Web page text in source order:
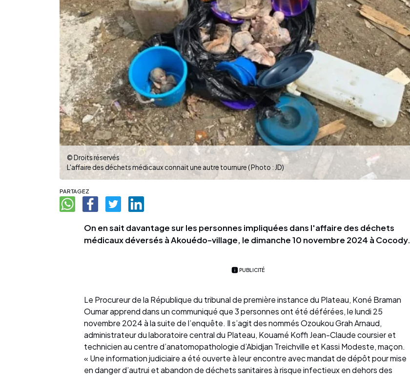
© Droits réservés
L'affaire des déchets médicaux connait une autre tournure ( Photo : JD)
PARTAGEZ
On en sait davantage sur les personnes impliquées dans l'affaire des déchets
médicaux déversés à Akouédo-village, le dimanche 10 novembre 2024 à Cocody.
PUBLICITÉ
Le Procureur de la République du tribunal de première instance du Plateau, Koné Braman
Oumar apprend dans un communiqué que 3 personnes ont été déférées, le lundi 25
novembre 2024 à la suite de l’enquête. Il s’agit des nommés Ozoukou Grah Arnaud,
administrateur du laboratoire central du Plateau, Kouamé Koffi Jean-Claude coursier et
technicien au centre d’anatomopathologie d’Abidjan Treichville et Kassi Modeste, maçon.
« Une information judiciaire a été ouverte à leur encontre avec mandat de dépôt pour mise
en danger d’autrui et abandon de déchets sanitaires à risque infectieux en dehors des